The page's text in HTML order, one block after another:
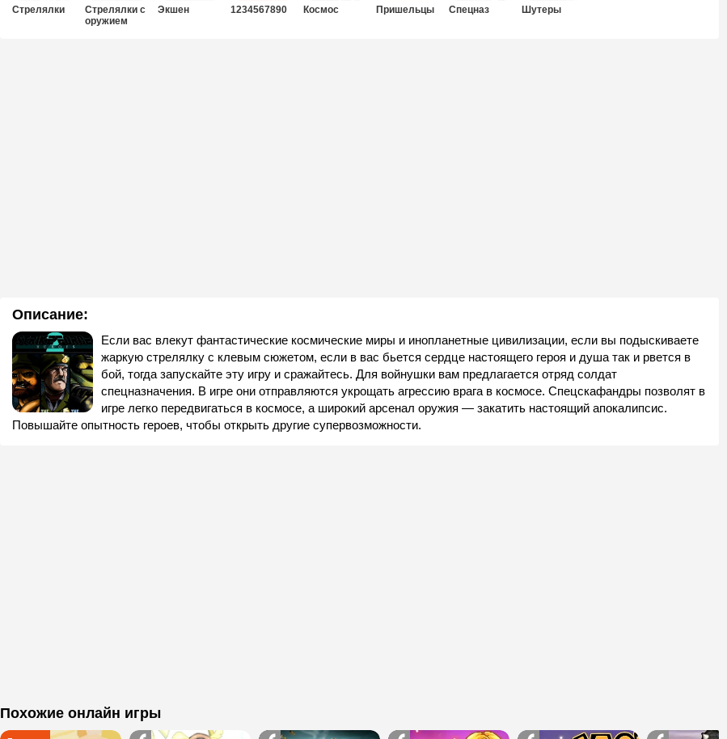
Стрелялки
Стрелялки с
оружием
Экшен 1234567890 Космос Пришельцы Спецназ Шутеры
Описание:
Если вас влекут фантастические космические миры и инопланетные цивилизации, если вы подыскиваете
жаркую стрелялку с клевым сюжетом, если в вас бьется сердце настоящего героя и душа так и рвется в
бой, тогда запускайте эту игру и сражайтесь. Для войнушки вам предлагается отряд солдат
спецназначения. В игре они отправляются укрощать агрессию врага в космосе. Спецскафандры позволят в
игре легко передвигаться в космосе, а широкий арсенал оружия — закатить настоящий апокалипсис.
Повышайте опытность героев, чтобы открыть другие супервозможности.
Похожие онлайн игры